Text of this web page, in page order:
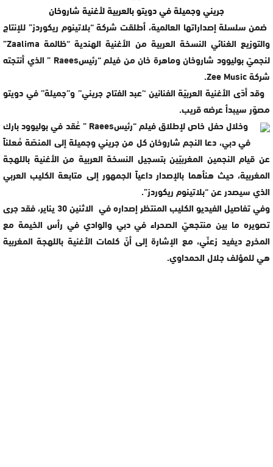
جريني وجميلة في دويتو بالعربية لأغنية شاروخان
ضمن سلسلة إصداراتها العالمية، أطلقت شركة “بلاتينوم ريكوردز” للإنتاج
والتوزيع الغنائي النسخة العربية من الأغنية الهندية “ظالمة Zaalima”
لنجميّ بوليوود شاروخان وماهرة خان من فيلم “رئيسRaees ” الذي أنتجته
شركة Zee Music.
وقد أدّى الأغنية العربيّة الفنانين ‘’عبد الفتاح جريني’’ و’’جميلة’’ في دويتو
مصوّر سيبدأ عرضه قريب.
وخلال حفل خاص لإطلاق فيلم “رئيسRaees ” عُقد في بوليوود بارك
في دبي، دعا النجم شاروخان كل من جريني وجميلة إلى المنصّة مُعلناً
عن قيام النجمين المغربيّين بتسجيل النسخة العربية من الأغنية باللهجة
المغربية، حيث هنأهما بالإصدار داعياً الجمهور إلى متابعة الكليب العربي
الذي سيصدر عن “بلاتينوم ريكوردز”.
وفي تفاصيل الفيديو الكليب المنتظر إصداره في الاثنين 30 يناير، فقد جرى
تصويره ما بين منتجعيّ الصحراء في دبي والوادي في رأس الخيمة مع
المخرج ديفيد زعنّي، مع الإشارة إلى أنّ كلمات الأغنية باللهجة المغربية
هي للمؤلف جلال الحمداوي.